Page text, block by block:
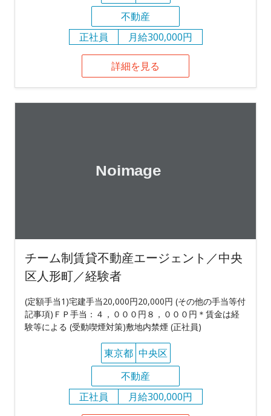
不動産
正社員
月給300,000円
詳細を見る
チーム制賃貸不動産エージェント／中央
区人形町／経験者
(定額手当1)宅建手当20,000円20,000円 (その他の手当等付
記事項)ＦＰ手当：４，０００円８，０００円＊賃金は経
験等による (受動喫煙対策)敷地内禁煙 (正社員)
東京都 中央区
不動産
正社員
月給300,000円